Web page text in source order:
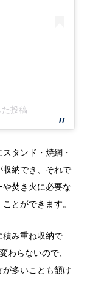
投稿
タンド・焼網・
納でき、それで
焚き火に必要な
とができます。
み重ね収納で
わらないので、
多いことも頷け